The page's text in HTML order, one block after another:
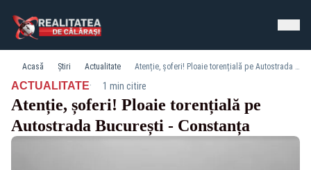
Acasă Știri Actualitate Atenție, șoferi! Ploaie torențială pe Autostrada București - Constanța
ACTUALITATE· 1 min citire
Atenție, șoferi! Ploaie torențială pe
Autostrada București - Constanța